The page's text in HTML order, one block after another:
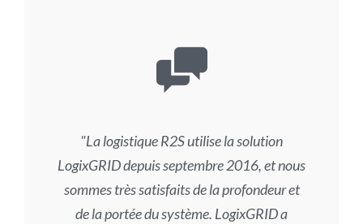
La logistique R2S utilise la solution
LogixGRID depuis septembre 2016, et nous
sommes très satisfaits de la profondeur et
de la portée du système. LogixGRID a